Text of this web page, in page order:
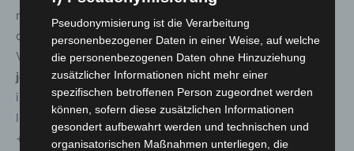
nachgewiesenen oder mutmaßlichen Corona-Infektion in
der Region verstorben; der Altersmedian der
Verstorbenen liegt bei 85 Jahren. Somit sindzum
jetzigen Zeitpunkt 2914 Menschenin der Region
infiziert. Die 7-Tages-Inzidenz pro 100.000 Einwohner
liegt für die Region Hannover tagesaktuell bei124,7
+
Pseudonymisierung ist die Verarbeitung
personenbezogener Daten in einer Weise, auf welche
die personenbezogenen Daten ohne Hinzuziehung
zusätzlicher Informationen nicht mehr einer
spezifischen betroffenen Person zugeordnet werden
können, sofern diese zusätzlichen Informationen
gesondert aufbewahrt werden und technischen und
organisatorischen Maßnahmen unterliegen, die